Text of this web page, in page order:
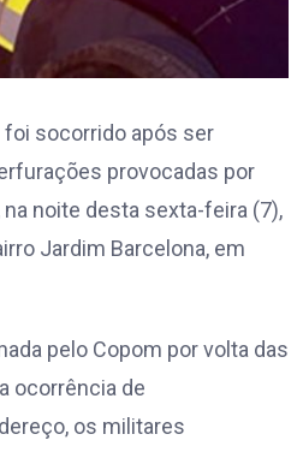
socorrido após ser
provocadas por
noite desta sexta-feira (7),
Jardim Barcelona, em
pelo Copom por volta das
ocorrência de
os militares